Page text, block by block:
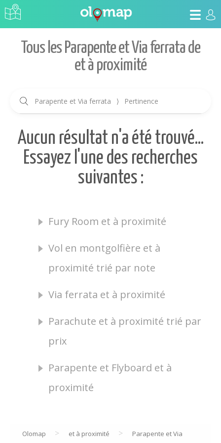
Tous les Parapente et Via ferrata de
et à proximité
Parapente et Via ferrata ⟩ Pertinence
Aucun résultat n'a été trouvé...
Essayez l'une des recherches
suivantes :
Fury Room et à proximité
Vol en montgolfière et à
proximité trié par note
Via ferrata et à proximité
Parachute et à proximité trié par
prix
Parapente et Flyboard et à
proximité
Olomap > et à proximité > Parapente et Via